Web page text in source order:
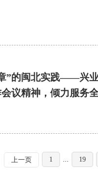
”的闽北实践——兴
议精神，倾力服务
上一页 1 ... 19